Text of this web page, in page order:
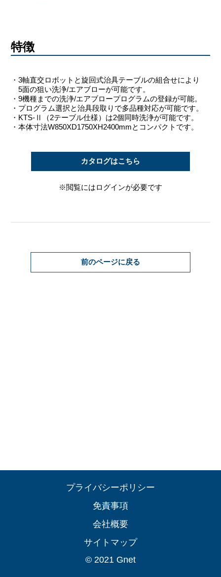
特徴
・3軸直交ロボットと旋回式治具テーブルの組合せにより
5面の狙い洗浄/エアブローが可能です。
・9機種までの洗浄/エアブロープログラムの登録が可能。
・プログラム選択と治具段取りで多品種対応が可能です。
・KTS-Ⅱ（2テーブル仕様）は2個同時洗浄が可能です。
・本体寸法W850XD1750XH2400mmとコンパクトです。
カタログはこちら
※閲覧にはログインが必要です
前のページに戻る
プライバシーポリシー
免責事項
会社概要
サイトマップ
© 2021 Gnet